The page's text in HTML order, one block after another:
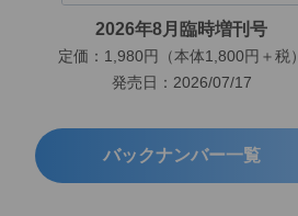
2026年8月臨時増刊号
定価：1,980円（本体1,800円＋税）
発売日：2026/07/17
バックナンバー一覧